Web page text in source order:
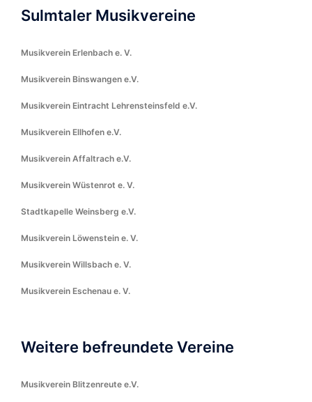
Sulmtaler Musikvereine
Musikverein Erlenbach e. V.
Musikverein Binswangen e.V.
Musikverein Eintracht Lehrensteinsfeld e.V.
Musikverein Ellhofen e.V.
Musikverein Affaltrach e.V.
Musikverein Wüstenrot e. V.
Stadtkapelle Weinsberg e.V.
Musikverein Löwenstein e. V.
Musikverein Willsbach e. V.
Musikverein Eschenau e. V.
Weitere befreundete Vereine
Musikverein Blitzenreute e.V.